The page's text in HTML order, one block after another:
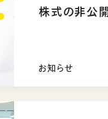
株式の非公
お知らせ